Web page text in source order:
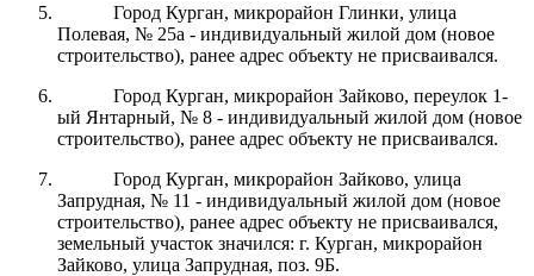
Город Курган, микрорайон Глинки, улица
Полевая, № 25а - индивидуальный жилой дом (новое
строительство), ранее адрес объекту не присваивался.
Город Курган, микрорайон Зайково, переулок 1-
ый Янтарный, № 8 - индивидуальный жилой дом (новое
строительство), ранее адрес объекту не присваивался.
Город Курган, микрорайон Зайково, улица
Запрудная, № 11 - индивидуальный жилой дом (новое
строительство), ранее адрес объекту не присваивался,
земельный участок значился: г. Курган, микрорайон
Зайково, улица Запрудная, поз. 9Б.